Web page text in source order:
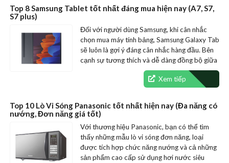
Top 8 Samsung Tablet tốt nhất đáng mua hiện nay (A7, S7,
S7 plus)
Đối với người dùng Samsung, khi cân nhắc
chọn mua máy tính bảng, Samsung Galaxy Tab
sẽ luôn là gợi ý đáng cân nhắc hàng đầu. Bên
cạnh sự tương thích và dễ dàng đồng bộ giữa
Xem tiếp
Top 10 Lò Vi Sóng Panasonic tốt nhất hiện nay (Đa năng có
nướng, Đơn năng giá tốt)
Với thương hiệu Panasonic, bạn có thể tìm
thấy những mẫu lò vi sóng đơn năng, loại
được tích hợp chức năng nướng và cả những
sản phẩm cao cấp sử dụng hơi nước siêu